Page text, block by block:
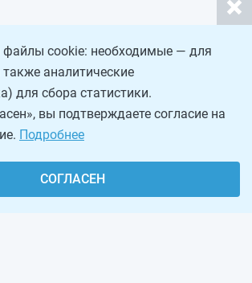
cookie: необходимые — для
аналитические
для сбора статистики.
вы подтверждаете согласие на
Подробнее
СОГЛАСЕН